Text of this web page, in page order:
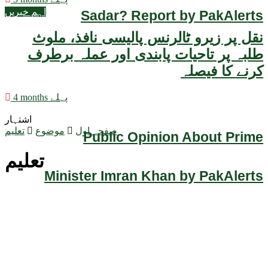
Sadar? Report by PakAlerts
Public Opinion About Prime
Minister Imran Khan by PakAlerts
اہم خبریں
نقل پر زیرو ٹالرنس پالیسی نافذ، ملوث
طلبہ پر تاحیات پابندی اور عملہ برطرف
کرنے کا فیصلہ
4 months پہلے
اشتہار
صفحہ اول
موضوع تعلیم
تعلیم